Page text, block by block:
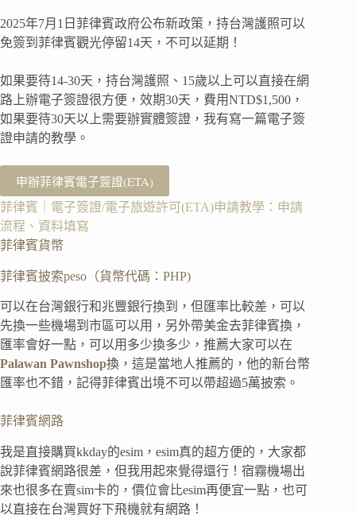
2025年7月1日菲律賓政府公布新政策，持台灣護照可以
免簽到菲律賓觀光停留14天，不可以延期！
如果要待14-30天，持台灣護照、15歲以上可以直接在網
路上辦電子簽證很方便，效期30天，費用NTD$1,500，
如果要待30天以上需要辦實體簽證，我有寫一篇電子簽
證申請的教學。
申辦菲律賓電子簽證(ETA)
菲律賓｜電子簽證/電子旅遊許可(ETA)申請教學：申請
流程、資料填寫
菲律賓貨幣
菲律賓披索peso（貨幣代碼：PHP)
可以在台灣銀行和兆豐銀行換到，但匯率比較差，可以
先換一些機場到市區可以用，另外帶美金去菲律賓換，
匯率會好一點，可以用多少換多少，推薦大家可以在
Palawan Pawnshop換，這是當地人推薦的，他的新台幣
匯率也不錯，記得菲律賓出境不可以帶超過5萬披索。
菲律賓網路
我是直接購買kkday的esim，esim真的超方便的，大家都
說菲律賓網路很差，但我用起來覺得還行！宿霧機場出
來也很多在賣sim卡的，價位會比esim再便宜一點，也可
以直接在台灣買好下飛機就有網路！